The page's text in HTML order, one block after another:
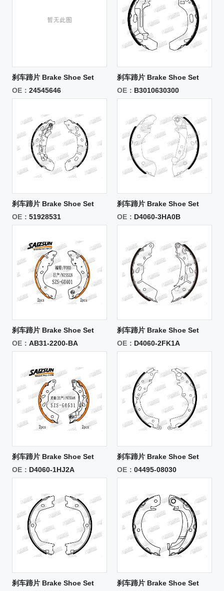
刹车蹄片 Brake Shoe Set
OE： 24545646
刹车蹄片 Brake Shoe Set
OE： B3010630300
刹车蹄片 Brake Shoe Set
OE： 51928531
刹车蹄片 Brake Shoe Set
OE： D4060-3HA0B
刹车蹄片 Brake Shoe Set
OE： AB31-2200-BA
刹车蹄片 Brake Shoe Set
OE： D4060-2FK1A
刹车蹄片 Brake Shoe Set
OE： D4060-1HJ2A
刹车蹄片 Brake Shoe Set
OE： 04495-08030
刹车蹄片 Brake Shoe Set
刹车蹄片 Brake Shoe Set